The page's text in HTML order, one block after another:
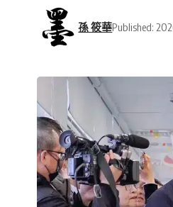
孫 筱華Published: